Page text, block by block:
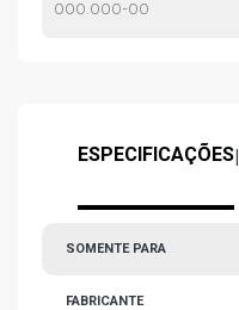
ESPECIFICAÇÕES|
SOMENTE PARA
FABRICANTE